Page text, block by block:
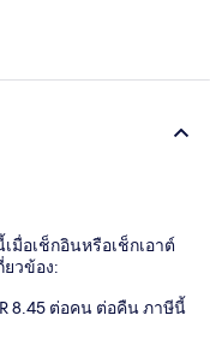
มื่อเช็กอินหรือเช็กเอาต์
วข้อง:
8.45 ต่อคน ต่อคืน ภาษีนี้